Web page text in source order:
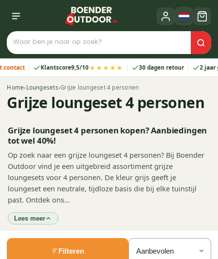
Klantscore9,5/10★★★★★ 30 dagen retour 2 jaar garantie
Home› Loungesets›Grijze loungeset 4 personen
Grijze loungeset 4 personen
Grijze loungeset 4 personen kopen? Aanbiedingen
tot wel 40%!
Op zoek naar een grijze loungeset 4 personen? Bij Boender
Outdoor vind je een uitgebreid assortiment grijze
loungesets voor 4 personen. De kleur grijs geeft je
loungeset een neutrale, tijdloze basis die bij elke tuinstijl
past. Ontdek ons…
Lees meer
Filteren